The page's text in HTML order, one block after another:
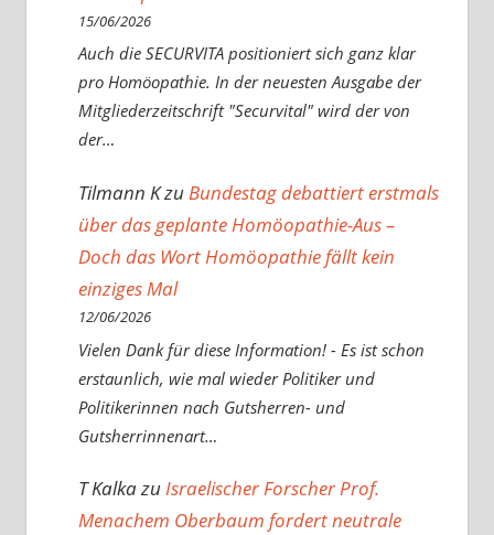
15/06/2026
Auch die SECURVITA positioniert sich ganz klar
pro Homöopathie. In der neuesten Ausgabe der
Mitgliederzeitschrift "Securvital" wird der von
der…
Tilmann KzuBundestag debattiert erstmals
über das geplante Homöopathie-Aus –
Doch das Wort Homöopathie fällt kein
einziges Mal
12/06/2026
Vielen Dank für diese Information! - Es ist schon
erstaunlich, wie mal wieder Politiker und
Politikerinnen nach Gutsherren- und
Gutsherrinnenart…
T KalkazuIsraelischer Forscher Prof.
Menachem Oberbaum fordert neutrale